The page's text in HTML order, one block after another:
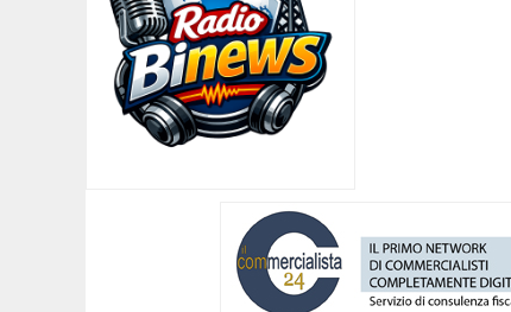
Santa Filomena
[ 09/08/2026 ] Baiano, smarrito un
[ 09/08/2026 ] Festa della Mozzarella di
CASERTANA
ATTUALITA'
[ 09/08/2026 ] Avella, cucciolo smarrito in
[ 29/08/2025 ] SANT’Oggi. Venerdì 29